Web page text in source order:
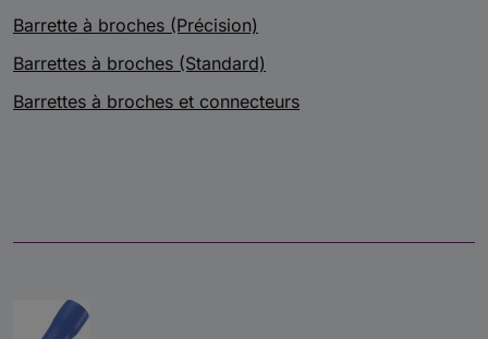
Barrette à broches (Précision)
Barrettes à broches (Standard)
Barrettes à broches et connecteurs